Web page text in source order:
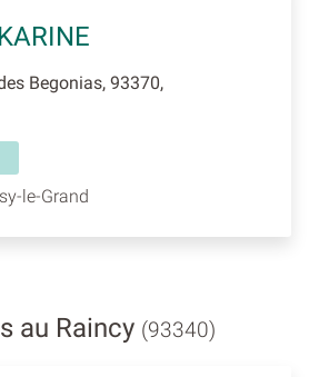
Begonias, 93370,
le-Grand
au Raincy (93340)